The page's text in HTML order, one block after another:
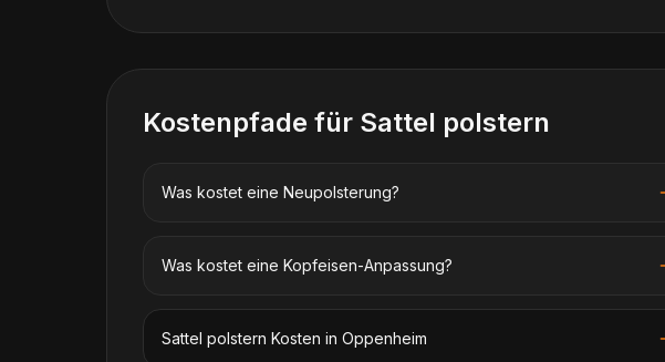
Kostenpfade für Sattel polstern
Was kostet eine Neupolsterung?
Was kostet eine Kopfeisen-Anpassung?
Sattel polstern Kosten in Oppenheim